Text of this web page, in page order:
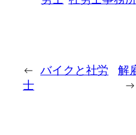
← バイクと社労
士
解
→